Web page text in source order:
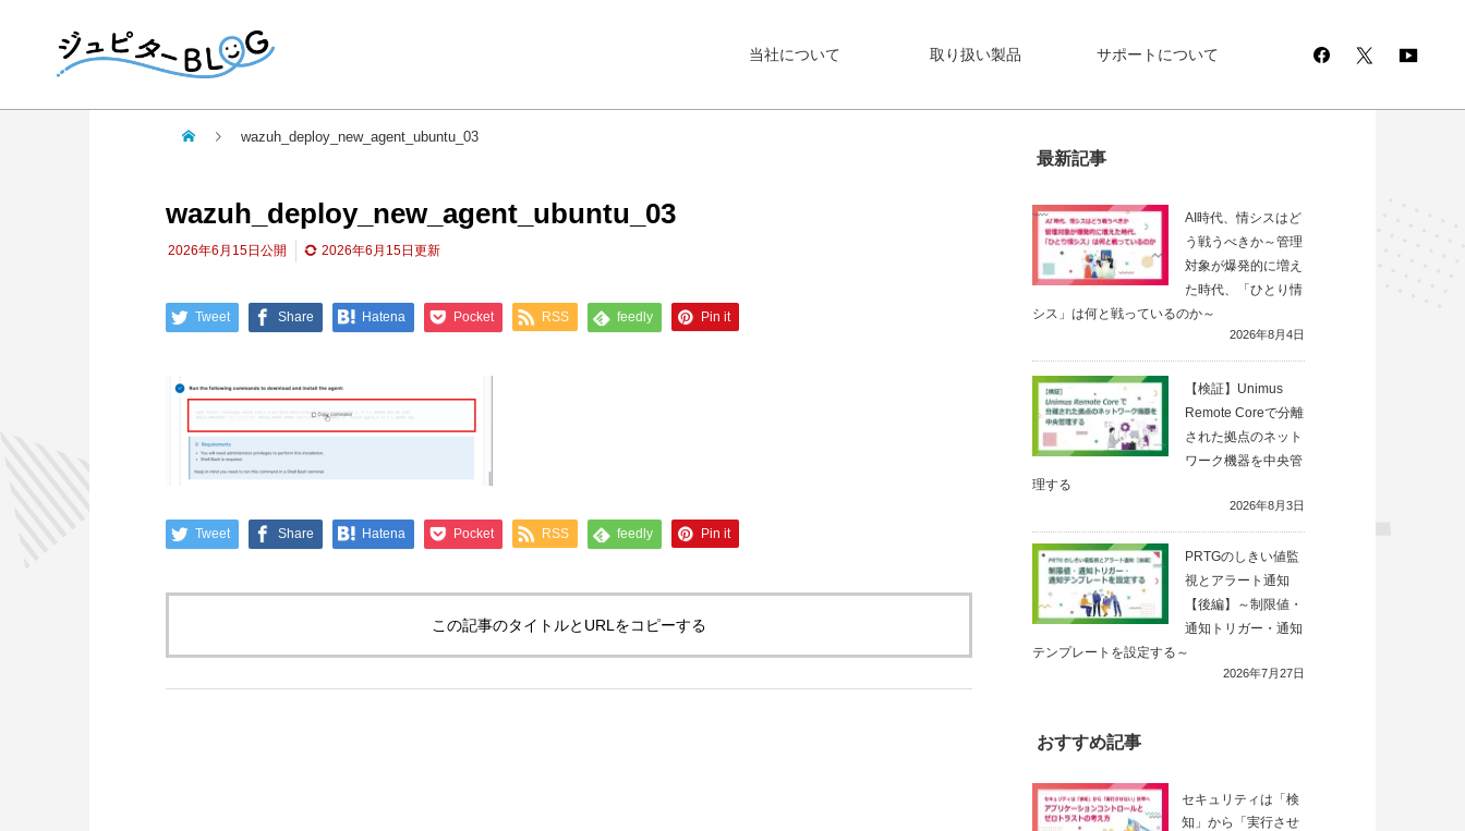
当社について 取り扱い製品 サポートについて
wazuh_deploy_new_agent_ubuntu_03
wazuh_deploy_new_agent_ubuntu_03
2026年6月15日 公開 2026年6月15日 更新
Tweet Share Hatena Pocket RSS feedly Pin it
Tweet Share Hatena Pocket RSS feedly Pin it
この記事のタイトルとURLをコピーする
最新記事
AI時代、情シスはど
う戦うべきか～管理
対象が爆発的に増え
た時代、「ひとり情
シス」は何と戦っているのか～
2026年8月4日
【検証】Unimus
Remote Coreで分離
された拠点のネット
ワーク機器を中央管
理する
2026年8月3日
PRTGのしきい値監
視とアラート通知
【後編】～制限値・
通知トリガー・通知
テンプレートを設定する～
2026年7月27日
おすすめ記事
セキュリティは「検
知」から「実行させ